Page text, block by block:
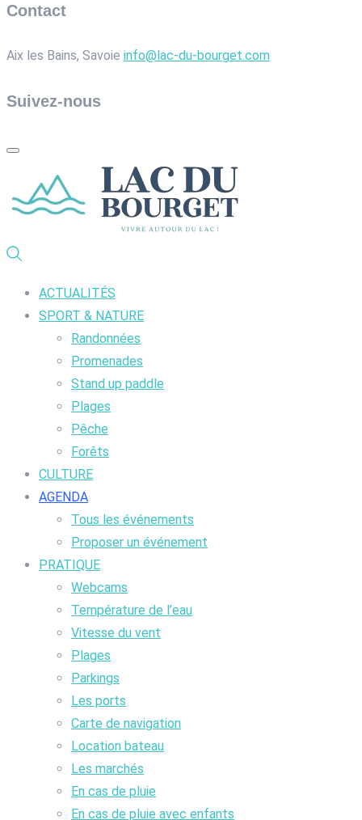
Contact
Aix les Bains, Savoie info@lac-du-bourget.com
Suivez-nous
ACTUALITÉS
SPORT & NATURE
Randonnées
Promenades
Stand up paddle
Plages
Pêche
Forêts
CULTURE
AGENDA
Tous les événements
Proposer un événement
PRATIQUE
Webcams
Température de l’eau
Vitesse du vent
Plages
Parkings
Les ports
Carte de navigation
Location bateau
Les marchés
En cas de pluie
En cas de pluie avec enfants